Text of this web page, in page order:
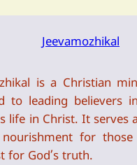
Jeevamozhikal
is a Christian
to leading believers
life in Christ. It serves
nourishment for
for God’s truth.